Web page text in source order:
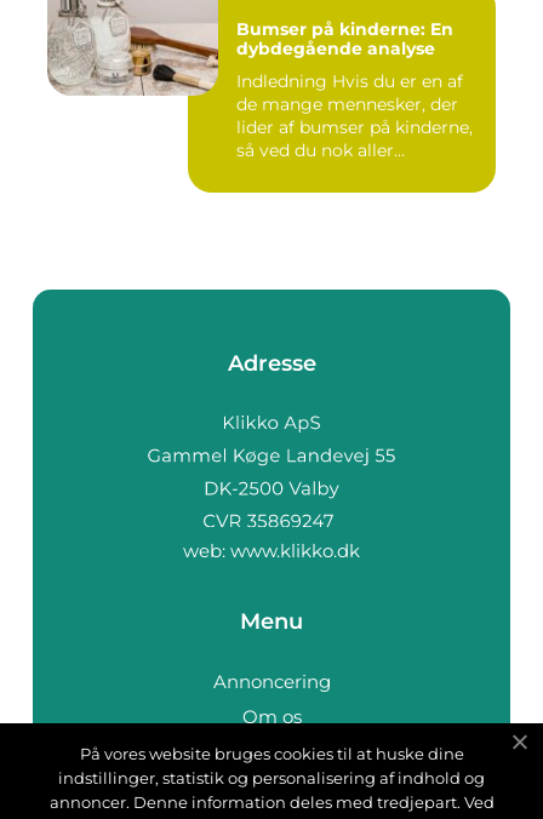
Bumser på kinderne: En
dybdegående analyse
Indledning Hvis du er en af
de mange mennesker, der
lider af bumser på kinderne,
så ved du nok aller...
Adresse
web: www.klikko.dk
Menu
Annoncering
Om os
Cookies
Kontakt os
På vores website bruges cookies til at huske dine
indstillinger, statistik og personalisering af indhold og
annoncer. Denne information deles med tredjepart. Ved